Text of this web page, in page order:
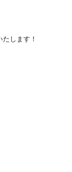
します！